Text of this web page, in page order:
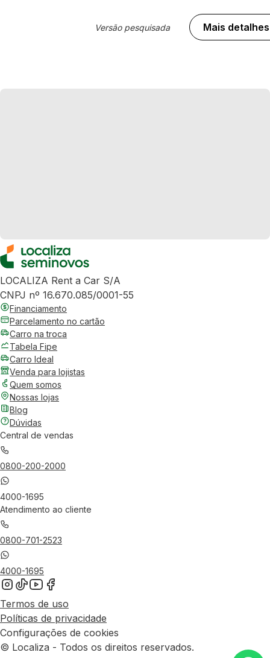
Versão pesquisada Mais detalhes
LOCALIZA Rent a Car S/A
CNPJ nº 16.670.085/0001-55
Financiamento
Parcelamento no cartão
Carro na troca
Tabela Fipe
Carro Ideal
Venda para lojistas
Quem somos
Nossas lojas
Blog
Dúvidas
Central de vendas
0800-200-2000
4000-1695
Atendimento ao cliente
0800-701-2523
4000-1695
Termos de uso
Políticas de privacidade
Configurações de cookies
© Localiza - Todos os direitos reservados.